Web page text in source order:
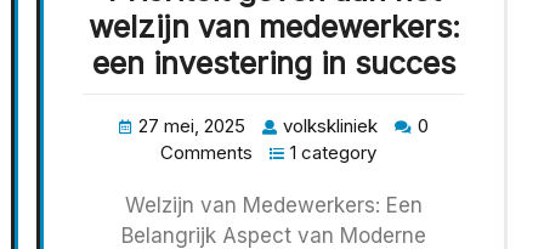
welzijn van medewerkers:
een investering in succes
27 mei, 2025 volkskliniek
0
Comments
1 category
Welzijn van Medewerkers: Een
Belangrijk Aspect van Moderne